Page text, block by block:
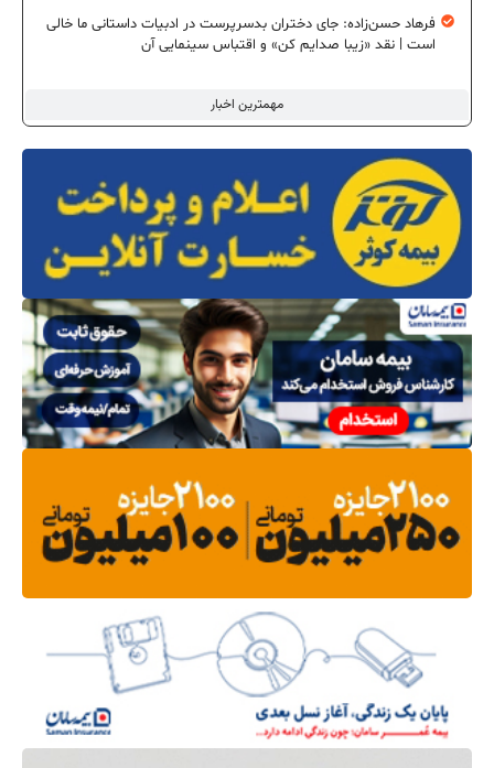
مهمترین اخبار
فرهاد حسن‌زاده: جای دختران بدسرپرست در ادبیات داستانی ما خالی
است | نقد «زیبا صدایم کن» و اقتباس سینمایی آن